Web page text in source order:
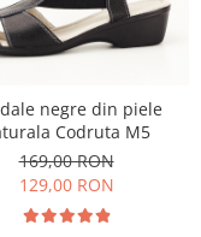
negre din piele
Codruta M5
169,00 RON
129,00 RON